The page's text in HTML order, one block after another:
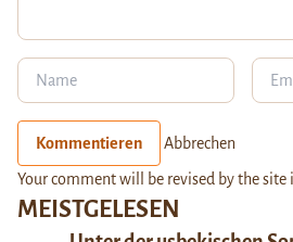
MEISTGELESEN
Kommentieren Abbrechen
Your comment will be revised by the site